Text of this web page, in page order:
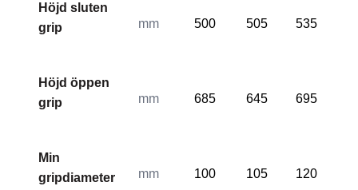
Höjd sluten
grip
mm 500 505 535
Höjd öppen
grip
mm 685 645 695
Min
gripdiameter
mm 100 105 120